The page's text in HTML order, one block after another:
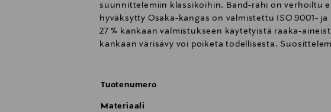
suunnittelemiin klassikoihin. Band-rahi on verhoiltu
hyväksytty Osaka-kangas on valmistettu ISO 9001-
27 % kankaan valmistukseen käytetyistä raaka-
kankaan värisävy voi poiketa todellisesta.
Tuotenumero
Materiaali